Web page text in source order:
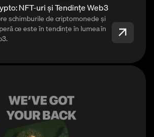
NFT-uri și Tendințe Web3
schimburile de criptomonede și
ce este în tendințe în lumea în